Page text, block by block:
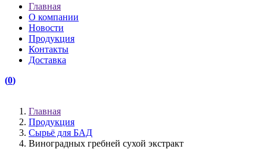
Главная
О компании
Новости
Продукция
Контакты
Доставка
(0)
Главная
Продукция
Сырьё для БАД
Виноградных гребней сухой экстракт